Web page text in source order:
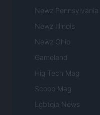
Newz Pennsylvania
Newz Illinois
Newz Ohio
Gameland
Hig Tech Mag
Scoop Mag
Lgbtqia News